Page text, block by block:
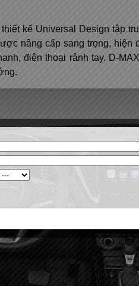
kế Universal Design tập
nâng cấp sang trọng,
điện thoại rảnh tay. D-